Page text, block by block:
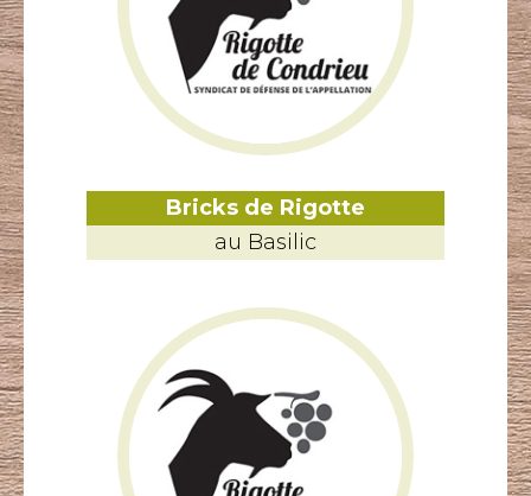
Bricks de Rigotte
au Basilic